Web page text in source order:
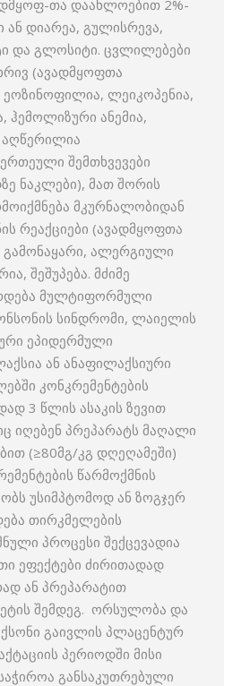
თა დაახლოებით 2%-
ან დიარეა, გულისრევა,
და გლოსიტი. ცვლილებები
(ავადმყოფთა
ლეიკოპენია,
ჰემოლიზური ანემია,
შემთხვევები
ნაკლები), მათ შორის
მკურნალობიდან
რეაქციები (ავადმყოფთა
ალერგიული
შეშუპება. მძიმე
მულტიფორმული
სინდრომი, ლაიელის
ეპიდერმული
ან ანაფილაქსიური
კონკრემენტების
3 წლის ასაკის ზევით
იღებენ პრეპარატს მაღალი
(≥80მგ/კგ დღეღამეში)
წარმოქმნის
უსიმპტომოდ ან ზოგჯერ
თირკმელების
პროცესი შექცევადია
ეფექტები ძირითადად
ან პრეპარატით
შემდეგ. ორსულობა და
გაივლის პლაცენტურ
პერიოდში მისი
განსაკუთრებული